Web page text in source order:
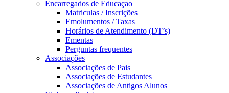
Encarregados de Educaçao
Matriculas / Inscrições
Emolumentos / Taxas
Horários de Atendimento (DT’s)
Ementas
Perguntas frequentes
Associações
Associações de Pais
Associações de Estudantes
Associações de Antigos Alunos